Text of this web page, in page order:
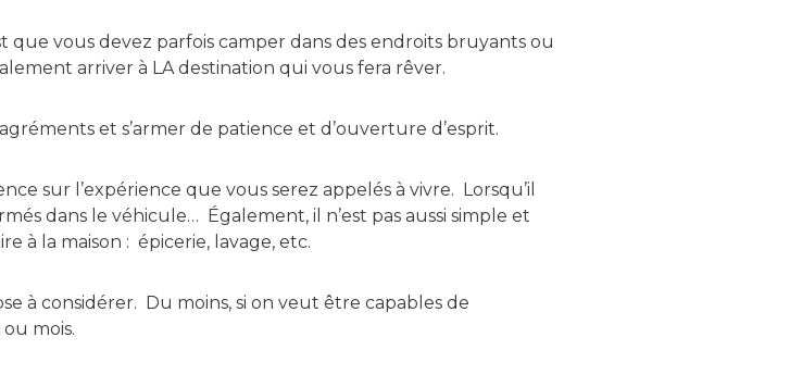
que vous devez parfois camper dans des endroits bruyants ou
arriver à LA destination qui vous fera rêver.
et s’armer de patience et d’ouverture d’esprit.
sur l’expérience que vous serez appelés à vivre. Lorsqu’il
dans le véhicule… Également, il n’est pas aussi simple et
à la maison : épicerie, lavage, etc.
à considérer. Du moins, si on veut être capables de
mois.